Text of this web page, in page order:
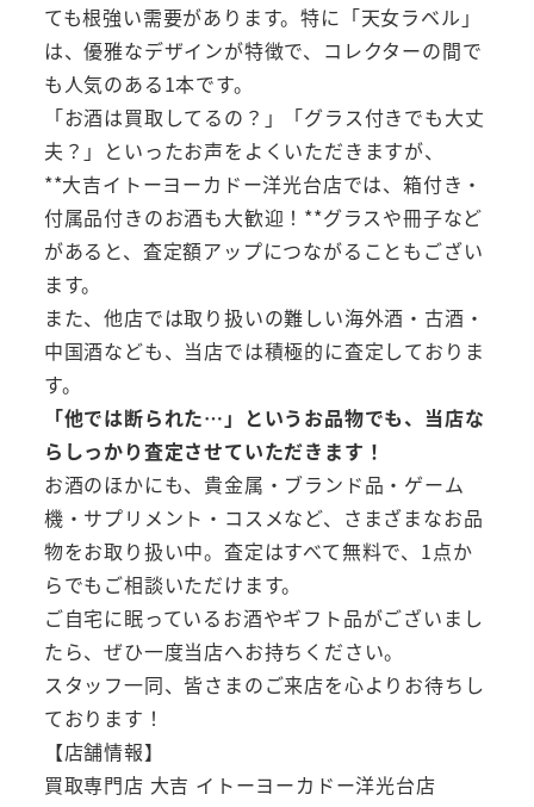
ても根強い需要があります。特に「天女ラベル」
は、優雅なデザインが特徴で、コレクターの間で
も人気のある1本です。
「お酒は買取してるの？」「グラス付きでも大丈
夫？」といったお声をよくいただきますが、
**大吉イトーヨーカドー洋光台店では、箱付き・
付属品付きのお酒も大歓迎！**グラスや冊子など
があると、査定額アップにつながることもござい
ます。
また、他店では取り扱いの難しい海外酒・古酒・
中国酒なども、当店では積極的に査定しておりま
す。
「他では断られた…」というお品物でも、当店な
らしっかり査定させていただきます！
お酒のほかにも、貴金属・ブランド品・ゲーム
機・サプリメント・コスメなど、さまざまなお品
物をお取り扱い中。査定はすべて無料で、1点か
らでもご相談いただけます。
ご自宅に眠っているお酒やギフト品がございまし
たら、ぜひ一度当店へお持ちください。
スタッフ一同、皆さまのご来店を心よりお待ちし
ております！
【店舗情報】
買取専門店 大吉 イトーヨーカドー洋光台店